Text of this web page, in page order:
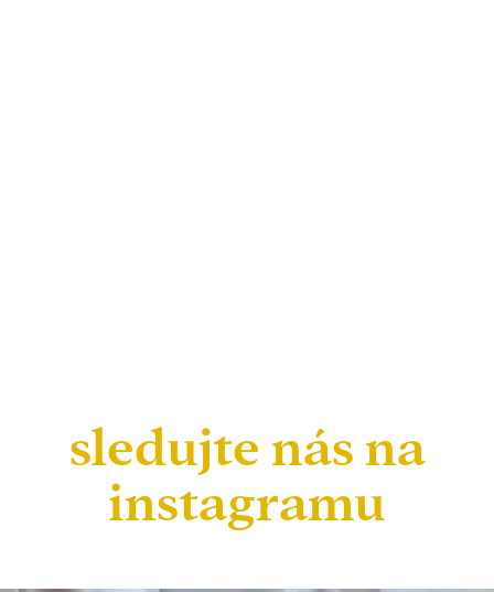
sledujte nás na
instagramu